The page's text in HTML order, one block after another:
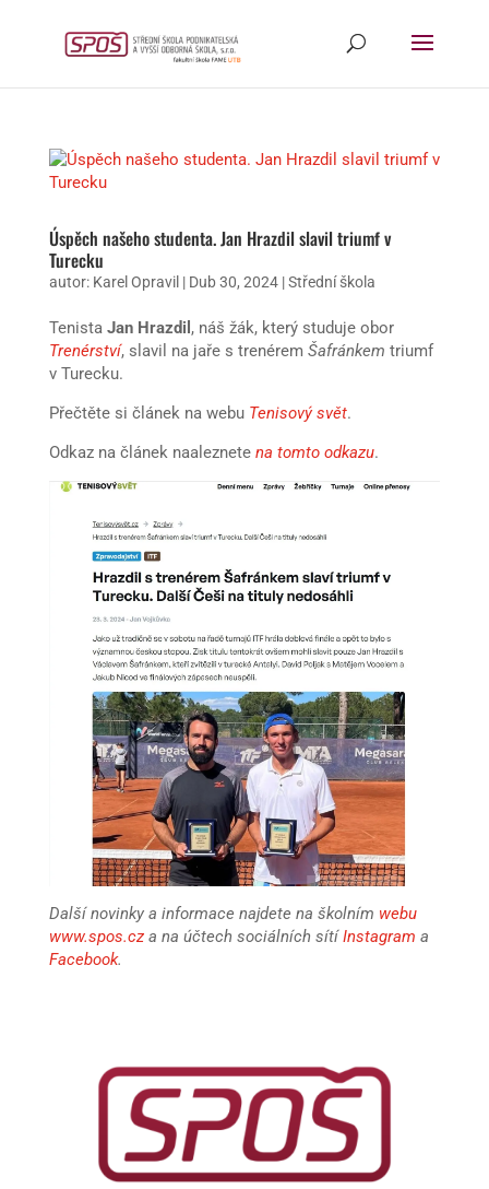
Úspěch našeho studenta. Jan Hrazdil slavil triumf v
Turecku
autor: Karel Opravil | Dub 30, 2024|Střední škola
Tenista Jan Hrazdil , náš žák, který studuje obor
Trenérství, slavil na jaře s trenérem Šafránkem triumf
v Turecku.
Přečtěte si článek na webu Tenisový svět.
Odkaz na článek naaleznete na tomto odkazu.
Další novinky a informace najdete na školním webu
www.spos.cza na účtech sociálních sítíInstagram a
Facebook.